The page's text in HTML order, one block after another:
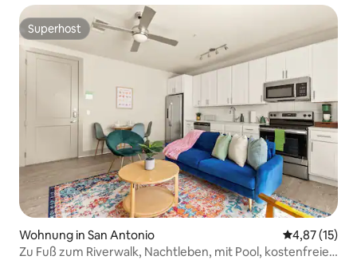
Superhost
Superhost
Wohnung in San Antonio
4,87 (15)
Zu Fuß zum Riverwalk, Nachtleben, mit Pool, kostenfreies